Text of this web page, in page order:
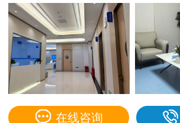
在线咨询